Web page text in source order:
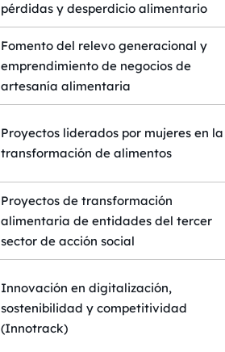
pérdidas y desperdicio alimentario
Fomento del relevo generacional y
emprendimiento de negocios de
artesanía alimentaria
Proyectos liderados por mujeres en la
transformación de alimentos
Proyectos de transformación
alimentaria de entidades del tercer
sector de acción social
Innovación en digitalización,
sostenibilidad y competitividad
(Innotrack)